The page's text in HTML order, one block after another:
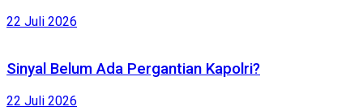
22 Juli 2026
Sinyal Belum Ada Pergantian Kapolri?
22 Juli 2026